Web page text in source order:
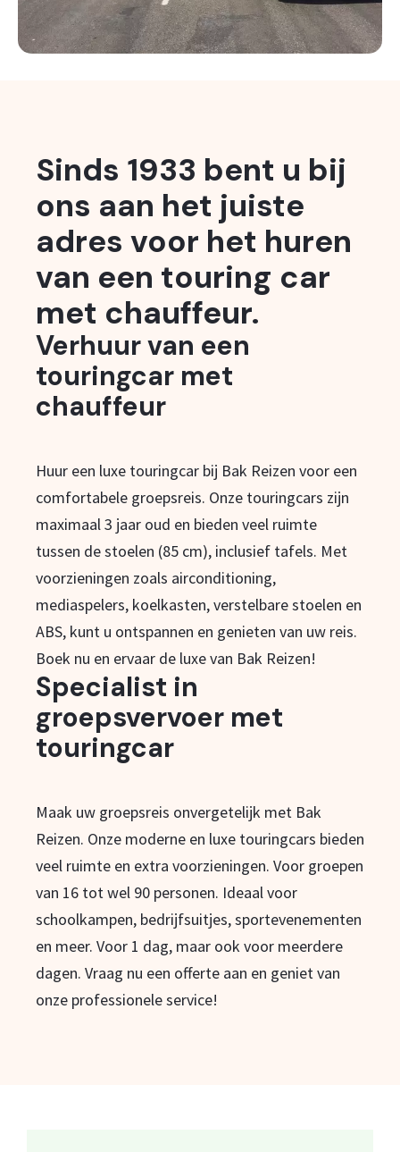
Sinds 1933 bent u bij
ons aan het juiste
adres voor het huren
van een touring car
met chauffeur.
Verhuur van een
touringcar met
chauffeur
Huur een luxe touringcar bij Bak Reizen voor een
comfortabele groepsreis. Onze touringcars zijn
maximaal 3 jaar oud en bieden veel ruimte
tussen de stoelen (85 cm), inclusief tafels. Met
voorzieningen zoals airconditioning,
mediaspelers, koelkasten, verstelbare stoelen en
ABS, kunt u ontspannen en genieten van uw reis.
Boek nu en ervaar de luxe van Bak Reizen!
Specialist in
groepsvervoer met
touringcar
Maak uw groepsreis onvergetelijk met Bak
Reizen. Onze moderne en luxe touringcars bieden
veel ruimte en extra voorzieningen. Voor groepen
van 16 tot wel 90 personen. Ideaal voor
schoolkampen, bedrijfsuitjes, sportevenementen
en meer. Voor 1 dag, maar ook voor meerdere
dagen. Vraag nu een offerte aan en geniet van
onze professionele service!